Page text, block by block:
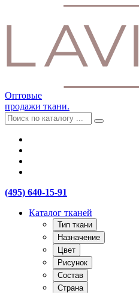
Оптовые
продажи ткани.
(495) 640-15-91
Каталог тканей
Тип ткани
Назначение
Цвет
Рисунок
Состав
Страна